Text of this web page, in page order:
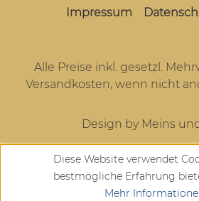
Impressum
Alle Preise inkl. gesetzl.
Versandkosten, wenn nicht
Design by Meins
Diese Website verwendet
bestmögliche Erfahrung
Mehr